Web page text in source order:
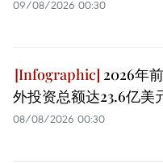
09/08/2026 00:30
2026年
外投资总额达23.6亿美
08/08/2026 00:30